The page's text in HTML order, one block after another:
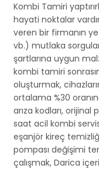
Kombi Tamiri
hayati noktalar
veren bir firmanın
vb.) mutlaka
şartlarına uygun
kombi tamiri
oluşturmak,
ortalama %30
arıza kodları,
saat acil kombi
eşanjör kireç
pompası değişimi
çalışmak, Darica